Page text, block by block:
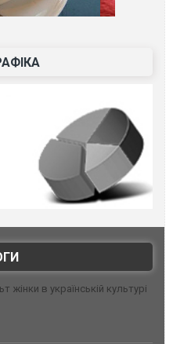
жінки в українській культурі